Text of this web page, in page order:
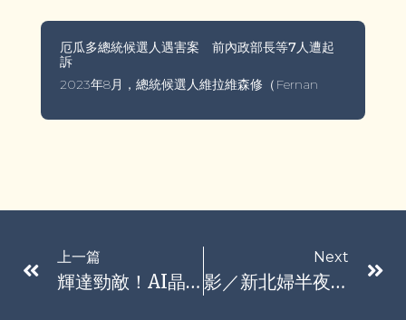
厄瓜多總統候選人遇害案 前內政部長等7人遭起
訴
2023年8月，總統候選人維拉維森修（Fernan
上一篇
輝達勁敵！AI晶片新創Cerebras IPO認購爆表20倍 傳發行價上看160美元
Next
影／新北婦半夜過馬路闖紅燈 騎士猛撞噴飛驚悚畫面曝